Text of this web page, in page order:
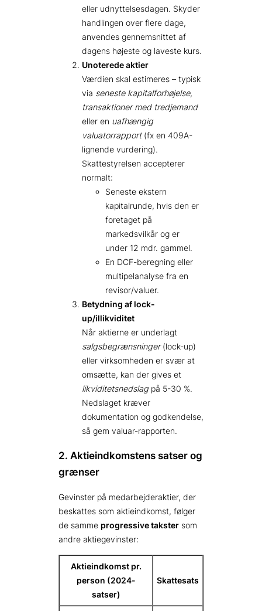
eller udnyttelsesdagen. Skyder
handlingen over flere dage,
anvendes gennemsnittet af
dagens højeste og laveste kurs.
Unoterede aktier
Værdien skal estimeres – typisk
via seneste kapitalforhøjelse,
transaktioner med tredjemand
eller en uafhængig
valuatorrapport(fx en 409A-
lignende vurdering).
Skattestyrelsen accepterer
normalt:
Seneste ekstern
kapitalrunde, hvis den er
foretaget på
markedsvilkår og er
under 12 mdr. gammel.
En DCF-beregning eller
multipelanalyse fra en
revisor/valuer.
Betydning af lock-
up/illikviditet
Når aktierne er underlagt
salgsbegrænsninger(lock-up)
eller virksomheden er svær at
omsætte, kan der gives et
likviditetsnedslagpå 5-30 %.
Nedslaget kræver
dokumentation og godkendelse,
så gem valuar-rapporten.
2. Aktieindkomstens satser og
grænser
Gevinster på medarbejderaktier, der
beskattes som aktieindkomst, følger
de samme progressive takster som
andre aktiegevinster:
Aktieindkomst pr.
person (2024-
satser)
Skattesats